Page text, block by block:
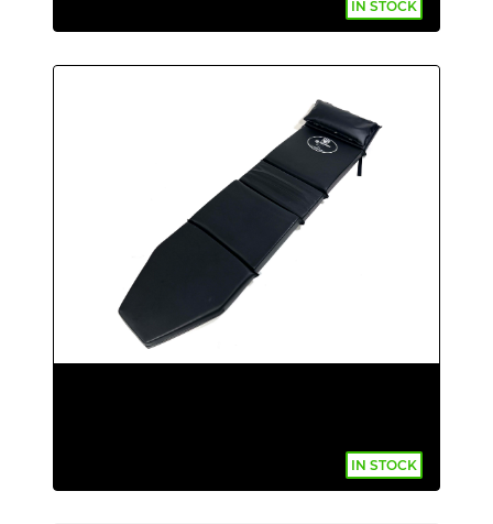
IN STOCK
IN STOCK